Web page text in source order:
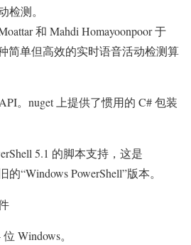
检测。
和 Mahdi Homayoonpoor 于
简单但高效的实时语音活动检测算
。nuget 上提供了惯用的 C# 包装
5.1 的脚本支持，这是
“Windows PowerShell”版本。
Windows。